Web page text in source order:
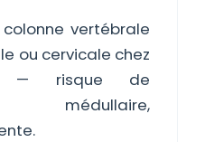
vertébrale
ou cervicale chez
— risque de
médullaire,